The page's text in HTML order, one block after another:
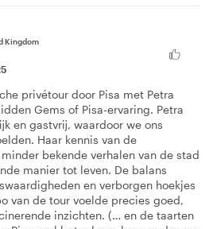
Kingdom
privétour door Pisa met Petra
Gems of Pisa-ervaring. Petra
en gastvrij, waardoor we ons
Haar kennis van de
bekende verhalen van de stad
manier tot leven. De balans
en verborgen hoekjes
van de tour voelde precies goed,
inzichten. (… en de taarten